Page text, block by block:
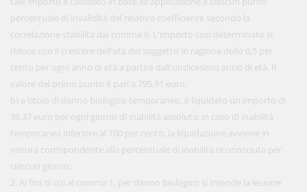
percentuale di invalidità del relativo coefficiente secondo la
correlazione stabilita dal comma 6. L'importo così determinato si
riduce con il crescere dell'età del soggetto in ragione dello 0,5 per
cento per ogni anno di età a partire dall'undicesimo anno di età. Il
valore del primo punto è pari a 795,91 euro;
b) a titolo di danno biologico temporaneo, è liquidato un importo di
39,37 euro per ogni giorno di inabilità assoluta; in caso di inabilità
temporanea inferiore al 100 per cento, la liquidazione avviene in
misura corrispondente alla percentuale di inabilità riconosciuta per
ciascun giorno.
2. Ai fini di cui al comma 1, per danno biologico si intende la lesione